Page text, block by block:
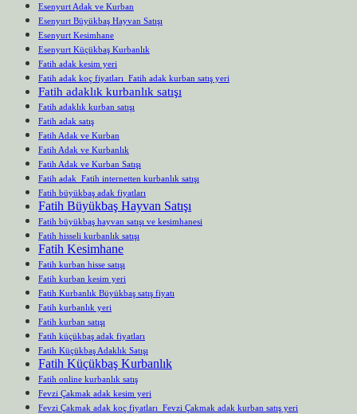
Esenyurt Adak ve Kurban
Esenyurt Büyükbaş Hayvan Satışı
Esenyurt Kesimhane
Esenyurt Küçükbaş Kurbanlık
Fatih adak kesim yeri
Fatih adak koç fiyatları Fatih adak kurban satış yeri
Fatih adaklık kurbanlık satışı
Fatih adaklık kurban satışı
Fatih adak satış
Fatih Adak ve Kurban
Fatih Adak ve Kurbanlık
Fatih Adak ve Kurban Satışı
Fatih adak Fatih internetten kurbanlık satışı
Fatih büyükbaş adak fiyatları
Fatih Büyükbaş Hayvan Satışı
Fatih büyükbaş hayvan satışı ve kesimhanesi
Fatih hisseli kurbanlık satışı
Fatih Kesimhane
Fatih kurban hisse satışı
Fatih kurban kesim yeri
Fatih Kurbanlık Büyükbaş satış fiyatı
Fatih kurbanlık yeri
Fatih kurban satışı
Fatih küçükbaş adak fiyatları
Fatih Küçükbaş Adaklık Satışı
Fatih Küçükbaş Kurbanlık
Fatih online kurbanlık satış
Fevzi Çakmak adak kesim yeri
Fevzi Çakmak adak koç fiyatları Fevzi Çakmak adak kurban satış yeri